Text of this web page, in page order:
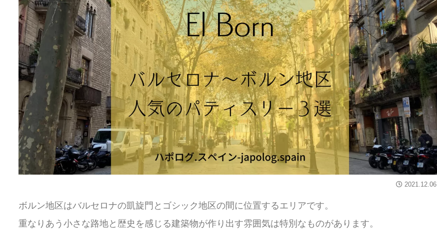
2021.12.06
ボルン地区はバルセロナの凱旋門とゴシック地区の間に位置するエリアです。
重なりあう小さな路地と歴史を感じる建築物が作り出す雰囲気は特別なものがあります。